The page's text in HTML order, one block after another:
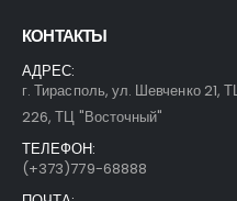
КОНТАКТЫ
АДРЕС:
г. Тирасполь, ул. Шевченко 21,
226, ТЦ "Восточный"
ТЕЛЕФОН:
(+373)779-68888